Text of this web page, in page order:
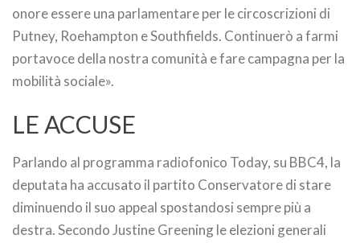
onore essere una parlamentare per le circoscrizioni di
Putney, Roehampton e Southfields. Continuerò a farmi
portavoce della nostra comunità e fare campagna per la
mobilità sociale».
LE ACCUSE
Parlando al programma radiofonico Today, su BBC4, la
deputata ha accusato il partito Conservatore di stare
diminuendo il suo appeal spostandosi sempre più a
destra. Secondo Justine Greening le elezioni generali